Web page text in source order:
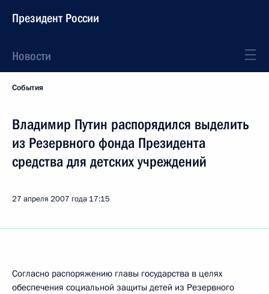
Президент России
Новости
События
Владимир Путин распорядился выделить
из Резервного фонда Президента
средства для детских учреждений
27 апреля 2007 года 17:15
Согласно распоряжению главы государства в целях
обеспечения социальной защиты детей из Резервного